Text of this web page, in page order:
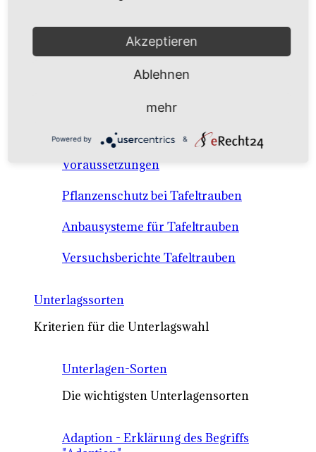
Tafeltraubensorten
Anbausysteme & Recht
Tafeltraubenanbau - rechtliche
Voraussetzungen
Pflanzenschutz bei Tafeltrauben
Anbausysteme für Tafeltrauben
Versuchsberichte Tafeltrauben
Unterlagssorten
Kriterien für die Unterlagswahl
Unterlagen-Sorten
Die wichtigsten Unterlagensorten
Adaption - Erklärung des Begriffs
Akzeptieren
Ablehnen
mehr
Powered by &